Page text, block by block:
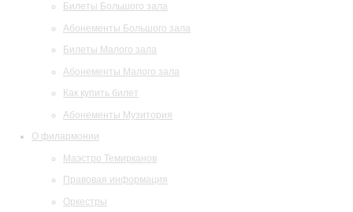
Билеты Большого зала
Абонементы Большого зала
Билеты Малого зала
Абонементы Малого зала
Как купить билет
Абонементы Музитория
О филармонии
Маэстро Темирканов
Правовая информация
Оркестры